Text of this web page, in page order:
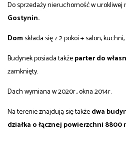
Do sprzedaży nieruchomość w urokliwej
Gostynin.
Domskłada się z 2 pokoi + salon,
Budynek posiada takżeparter do
zamknięty.
Dach wymiana w 2020r., okna 2014r.
Na terenie znajdują się takżedwa
działka o łącznej powierzchni 8800